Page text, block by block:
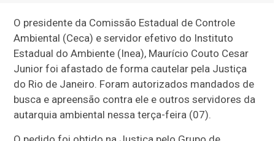
O presidente da Comissão Estadual de Controle
Ambiental (Ceca) e servidor efetivo do Instituto
Estadual do Ambiente (Inea), Maurício Couto Cesar
Junior foi afastado de forma cautelar pela Justiça
do Rio de Janeiro. Foram autorizados mandados de
busca e apreensão contra ele e outros servidores da
autarquia ambiental nessa terça-feira (07).